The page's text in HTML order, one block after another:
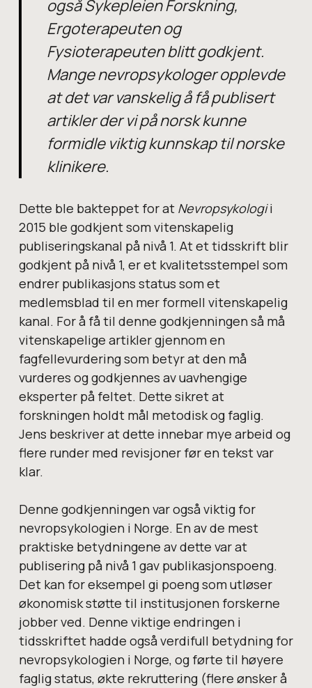
også Sykepleien Forskning,
Ergoterapeuten og
Fysioterapeuten blitt godkjent.
Mange nevropsykologer opplevde
at det var vanskelig å få publisert
artikler der vi på norsk kunne
formidle viktig kunnskap til norske
klinikere.
Dette ble bakteppet for at Nevropsykologii
2015 ble godkjent som vitenskapelig
publiseringskanal på nivå 1. At et tidsskrift blir
godkjent på nivå 1, er et kvalitetsstempel som
endrer publikasjons status som et
medlemsblad til en mer formell vitenskapelig
kanal. For å få til denne godkjenningen så må
vitenskapelige artikler gjennom en
fagfellevurdering som betyr at den må
vurderes og godkjennes av uavhengige
eksperter på feltet. Dette sikret at
forskningen holdt mål metodisk og faglig.
Jens beskriver at dette innebar mye arbeid og
flere runder med revisjoner før en tekst var
klar.
Denne godkjenningen var også viktig for
nevropsykologien i Norge. En av de mest
praktiske betydningene av dette var at
publisering på nivå 1 gav publikasjonspoeng.
Det kan for eksempel gi poeng som utløser
økonomisk støtte til institusjonen forskerne
jobber ved. Denne viktige endringen i
tidsskriftet hadde også verdifull betydning for
nevropsykologien i Norge, og førte til høyere
faglig status, økte rekruttering (flere ønsker å